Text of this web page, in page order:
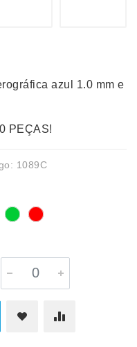
azul 1.0 mm e
PEÇAS!
1089C